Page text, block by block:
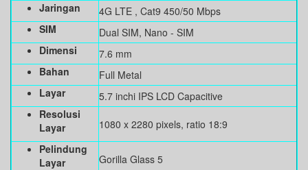
Jaringan
4G LTE , Cat9 450/50 Mbps
SIM
Dual SIM, Nano - SIM
Dimensi
7.6 mm
Bahan
Full Metal
Layar
5.7 inchi IPS LCD Capacitive
Resolusi
Layar
1080 x 2280 pixels, ratio 18:9
Pelindung
Layar
Gorilla Glass 5